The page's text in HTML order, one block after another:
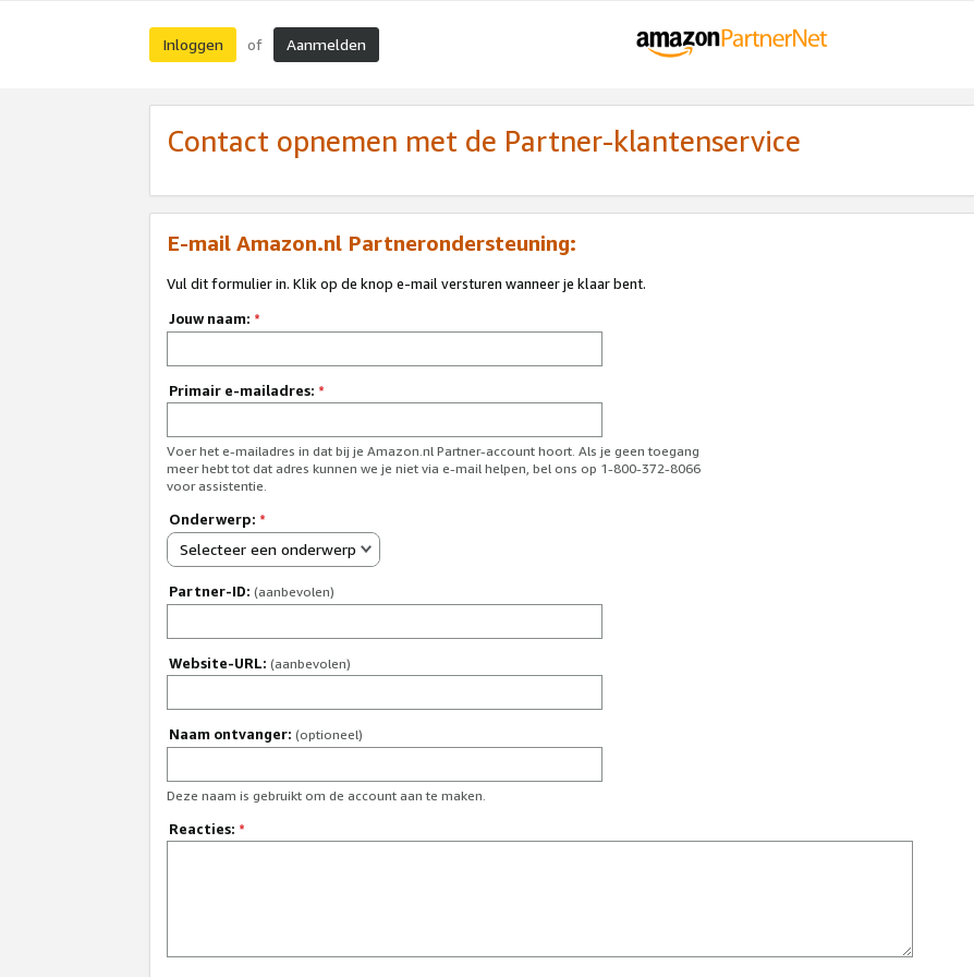
Inloggen of Aanmelden
Contact opnemen met de Partner-klantenservice
E-mail Amazon.nl Partnerondersteuning:
Vul dit formulier in. Klik op de knop e-mail versturen wanneer je klaar bent.
Jouw naam: *
Primair e-mailadres: *
Voer het e-mailadres in dat bij je Amazon.nl Partner-account hoort. Als je geen toegang
meer hebt tot dat adres kunnen we je niet via e-mail helpen, bel ons op 1-800-372-8066
voor assistentie.
Onderwerp: *
Selecteer een onderwerp
Partner-ID: (aanbevolen)
Website-URL: (aanbevolen)
Naam ontvanger: (optioneel)
Deze naam is gebruikt om de account aan te maken.
Reacties: *